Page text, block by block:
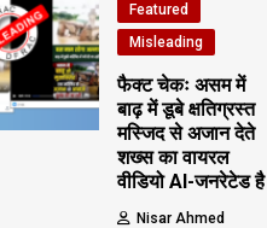
Featured
Misleading
फैक्ट चेकः असम में
बाढ़ में डूबे क्षतिग्रस्त
मस्जिद से अजान देते
शख्स का वायरल
वीडियो AI-जनरेटेड है
Nisar Ahmed